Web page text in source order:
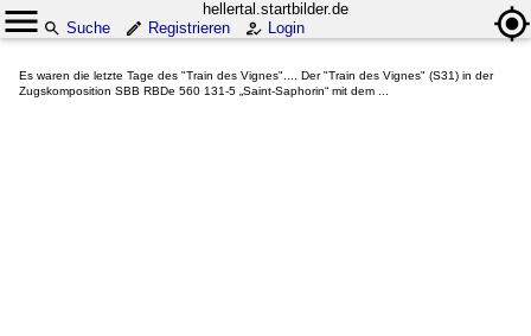
hellertal.startbilder.de
Suche
Registrieren Login
Es waren die letzte Tage des "Train des Vignes".... Der "Train des Vignes" (S31) in der
Zugskomposition SBB RBDe 560 131-5 „Saint-Saphorin“ mit dem ...